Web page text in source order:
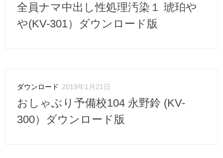
全員ナマ中出し性処理汚染１ 琥珀や
や(KV-301）ダウンロード版
ダウンロード 2019年1月21日
おしゃぶり予備校104 永野鈴 (KV-
300）ダウンロード版